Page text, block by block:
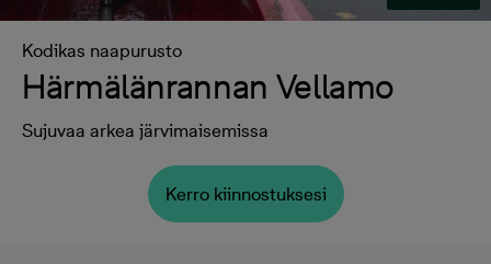
Kodikas naapurusto
Härmälänrannan Vellamo
Sujuvaa arkea järvimaisemissa
Kerro kiinnostuksesi